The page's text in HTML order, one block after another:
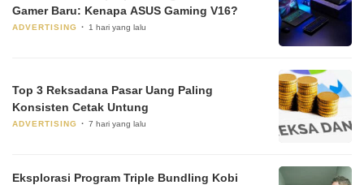
Gamer Baru: Kenapa ASUS Gaming V16?
ADVERTISING 1 hari yang lalu
Top 3 Reksadana Pasar Uang Paling
Konsisten Cetak Untung
ADVERTISING 7 hari yang lalu
Eksplorasi Program Triple Bundling Kobi